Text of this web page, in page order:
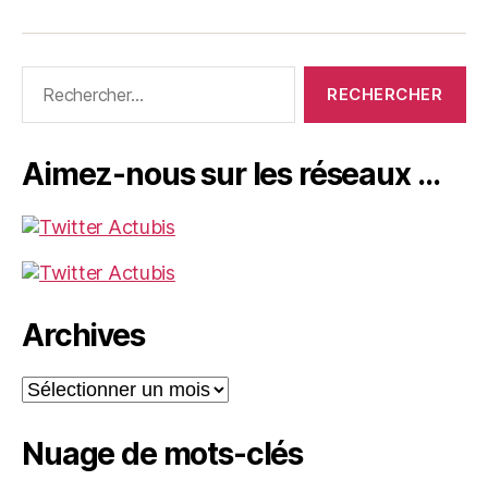
Aimez-nous sur les réseaux …
Archives
Archives
Nuage de mots-clés